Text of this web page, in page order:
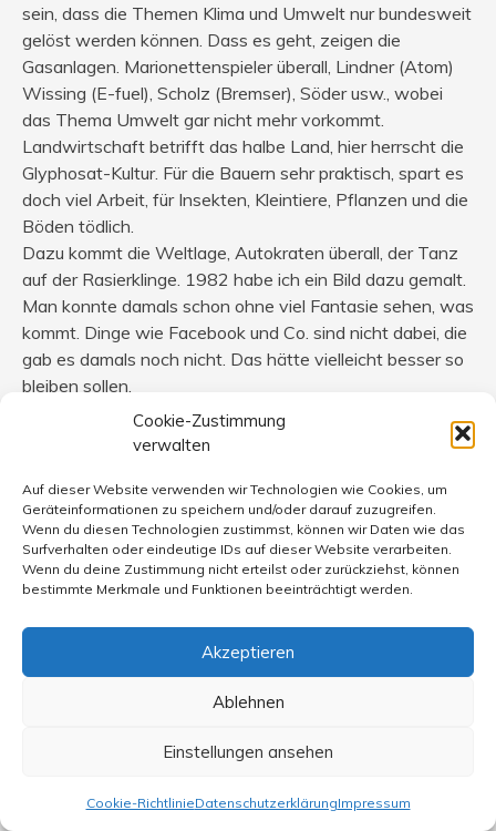
Cookie-Zustimmung
verwalten
Auf dieser Website verwenden wir Technologien wie Cookies, um
Geräteinformationen zu speichern und/oder darauf zuzugreifen.
Wenn du diesen Technologien zustimmst, können wir Daten wie das
Surfverhalten oder eindeutige IDs auf dieser Website verarbeiten.
Wenn du deine Zustimmung nicht erteilst oder zurückziehst, können
bestimmte Merkmale und Funktionen beeinträchtigt werden.
Akzeptieren
Ablehnen
Einstellungen ansehen
Cookie-RichtlinieDatenschutzerklärungImpressum
sein, dass die Themen Klima und Umwelt nur bundesweit
gelöst werden können. Dass es geht, zeigen die
Gasanlagen. Marionettenspieler überall, Lindner (Atom)
Wissing (E-fuel), Scholz (Bremser), Söder usw., wobei
das Thema Umwelt gar nicht mehr vorkommt.
Landwirtschaft betrifft das halbe Land, hier herrscht die
Glyphosat-Kultur. Für die Bauern sehr praktisch, spart es
doch viel Arbeit, für Insekten, Kleintiere, Pflanzen und die
Böden tödlich.
Dazu kommt die Weltlage, Autokraten überall, der Tanz
auf der Rasierklinge. 1982 habe ich ein Bild dazu gemalt.
Man konnte damals schon ohne viel Fantasie sehen, was
kommt. Dinge wie Facebook und Co. sind nicht dabei, die
gab es damals noch nicht. Das hätte vielleicht besser so
bleiben sollen.
hans sagt:
31. Mai 2023 um 17:14 Uhr
zu @ Heinz Alexander
Umweltschutz ist gut und wichtig, aber er muss auch
bezahlbar sein. Mit Phantastereien und Angst sollte man
keine Realpolitik machen
Da haben sie recht, vielleicht sollten sie damit anfangen
denn was anderes als Angst schüren ist ihr Beitrag nicht.
viele Jahre Vorstandsmitglied bei BMW bei Markus Lanz.
der Sendung. Die Worte Phantastereien und Angst